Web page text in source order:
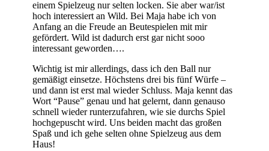
einem Spielzeug nur selten locken. Sie aber war/ist
hoch interessiert an Wild. Bei Maja habe ich von
Anfang an die Freude an Beutespielen mit mir
gefördert. Wild ist dadurch erst gar nicht sooo
interessant geworden….
Wichtig ist mir allerdings, dass ich den Ball nur
gemäßigt einsetze. Höchstens drei bis fünf Würfe –
und dann ist erst mal wieder Schluss. Maja kennt das
Wort “Pause” genau und hat gelernt, dann genauso
schnell wieder runterzufahren, wie sie durchs Spiel
hochgepuscht wird. Uns beiden macht das großen
Spaß und ich gehe selten ohne Spielzeug aus dem
Haus!